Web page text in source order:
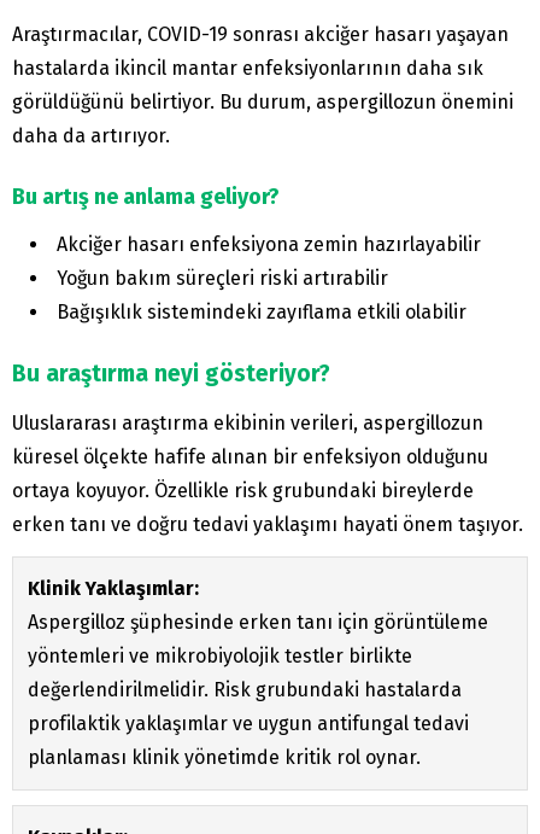
Araştırmacılar, COVID-19 sonrası akciğer hasarı yaşayan
hastalarda ikincil mantar enfeksiyonlarının daha sık
görüldüğünü belirtiyor. Bu durum, aspergillozun önemini
daha da artırıyor.
Bu artış ne anlama geliyor?
Akciğer hasarı enfeksiyona zemin hazırlayabilir
Yoğun bakım süreçleri riski artırabilir
Bağışıklık sistemindeki zayıflama etkili olabilir
Bu araştırma neyi gösteriyor?
Uluslararası araştırma ekibinin verileri, aspergillozun
küresel ölçekte hafife alınan bir enfeksiyon olduğunu
ortaya koyuyor. Özellikle risk grubundaki bireylerde
erken tanı ve doğru tedavi yaklaşımı hayati önem taşıyor.
Klinik Yaklaşımlar:
Aspergilloz şüphesinde erken tanı için görüntüleme
yöntemleri ve mikrobiyolojik testler birlikte
değerlendirilmelidir. Risk grubundaki hastalarda
profilaktik yaklaşımlar ve uygun antifungal tedavi
planlaması klinik yönetimde kritik rol oynar.